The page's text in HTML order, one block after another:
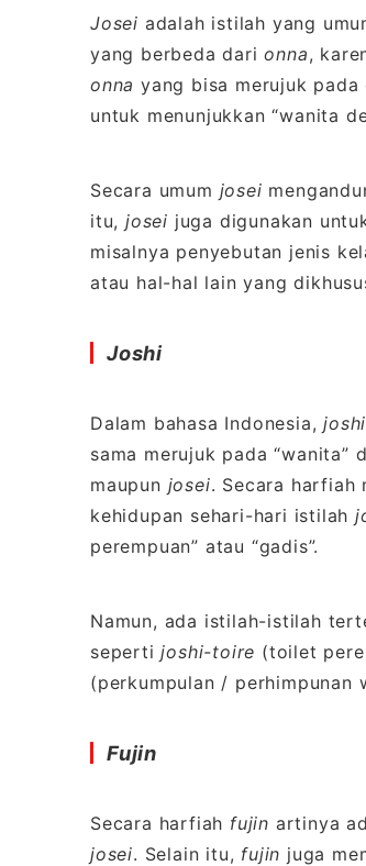
Josei adalah istilah yang
yang berbeda darionna,
onna yang bisa merujuk
untuk menunjukkan “wanita
Secara umum josei
itu, josei juga digunakan
misalnya penyebutan jenis
atau hal-hal lain yang
Joshi
Dalam bahasa Indonesia,joshi
sama merujuk pada “wanita”
maupun josei. Secara harfiah
kehidupan sehari-hari istilah
perempuan” atau “gadis”.
Namun, ada istilah-istilah
sepertijoshi-toire (toilet
(perkumpulan / perhimpunan
Fujin
Secara harfiah fujin artinya
josei. Selain itu, fujin juga